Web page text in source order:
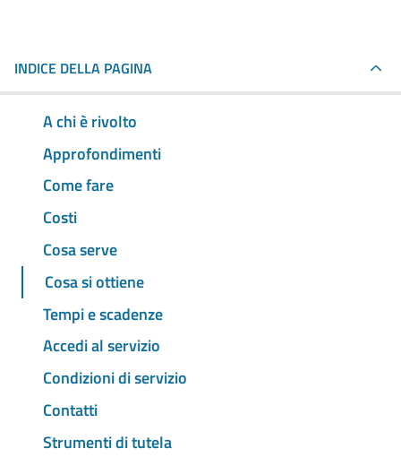
INDICE DELLA PAGINA
A chi è rivolto
Approfondimenti
Come fare
Costi
Cosa serve
Cosa si ottiene
Tempi e scadenze
Accedi al servizio
Condizioni di servizio
Contatti
Strumenti di tutela